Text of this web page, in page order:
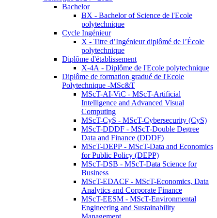
Bachelor
BX - Bachelor of Science de l'Ecole
polytechnique
Cycle Ingénieur
X - Titre d’Ingénieur diplômé de l’École
polytechnique
Diplôme d'établissement
X-4A - Diplôme de l'Ecole polytechnique
Diplôme de formation gradué de l'Ecole
Polytechnique -MSc&T
MScT-AI-ViC - MScT-Artificial
Intelligence and Advanced Visual
Computing
MScT-CyS - MScT-Cybersecurity (CyS)
MScT-DDDF - MScT-Double Degree
Data and Finance (DDDF)
MScT-DEPP - MScT-Data and Economics
for Public Policy (DEPP)
MScT-DSB - MScT-Data Science for
Business
MScT-EDACF - MScT-Economics, Data
Analytics and Corporate Finance
MScT-EESM - MScT-Environmental
Engineering and Sustainability
Management